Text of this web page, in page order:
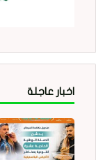
اخبار عاجلة